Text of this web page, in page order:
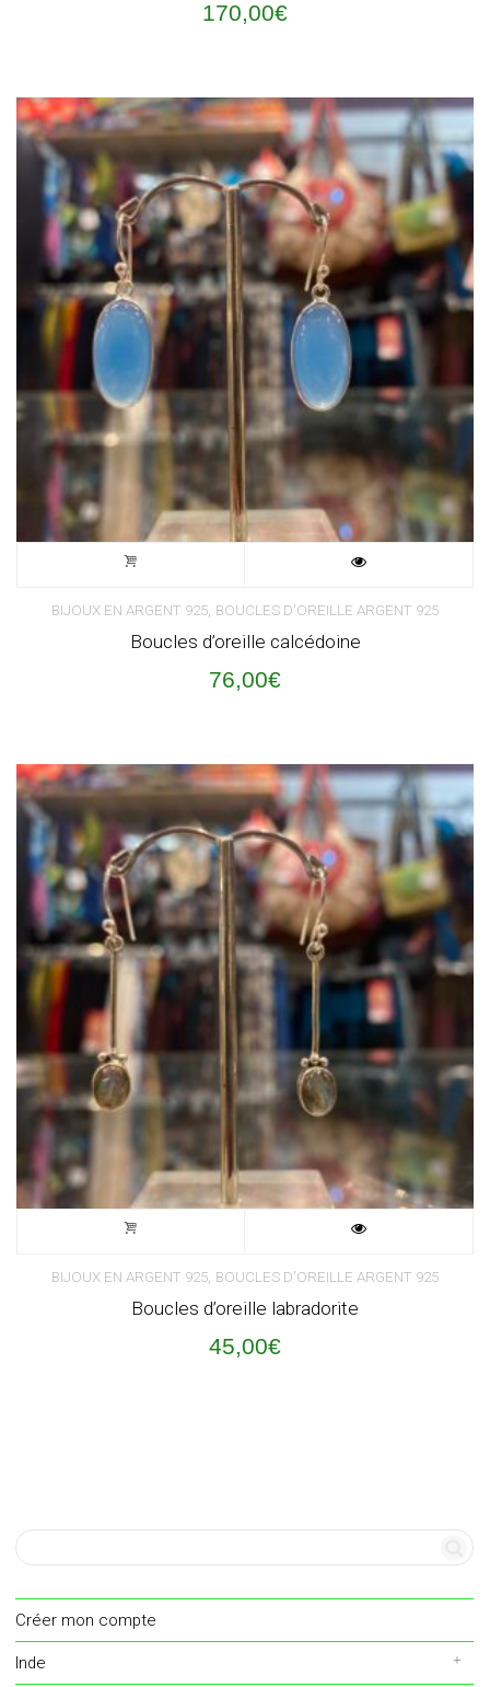
170,00€
BIJOUX EN ARGENT 925, BOUCLES D'OREILLE ARGENT 925
Boucles d’oreille calcédoine
76,00€
BIJOUX EN ARGENT 925, BOUCLES D'OREILLE ARGENT 925
Boucles d’oreille labradorite
45,00€
Créer mon compte
Inde